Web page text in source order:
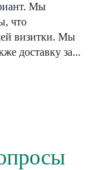
Мы
что
визитки. Мы
доставку за...